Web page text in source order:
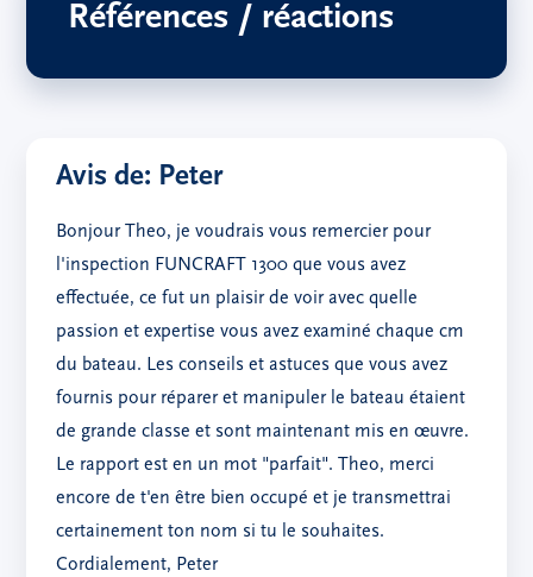
Références / réactions
Avis de: Peter
Bonjour Theo, je voudrais vous remercier pour
l'inspection FUNCRAFT 1300 que vous avez
effectuée, ce fut un plaisir de voir avec quelle
passion et expertise vous avez examiné chaque cm
du bateau. Les conseils et astuces que vous avez
fournis pour réparer et manipuler le bateau étaient
de grande classe et sont maintenant mis en œuvre.
Le rapport est en un mot "parfait". Theo, merci
encore de t'en être bien occupé et je transmettrai
certainement ton nom si tu le souhaites.
Cordialement, Peter